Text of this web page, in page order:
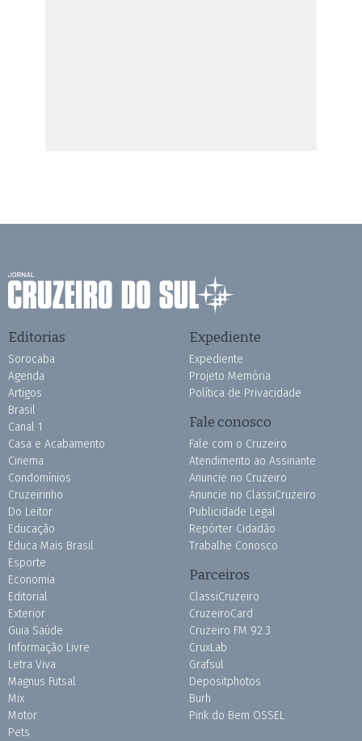
Editorias
Sorocaba
Agenda
Artigos
Brasil
Canal 1
Casa e Acabamento
Cinema
Condomínios
Cruzeirinho
Do Leitor
Educação
Educa Mais Brasil
Esporte
Economia
Editorial
Exterior
Guia Saúde
Informação Livre
Letra Viva
Magnus Futsal
Mix
Motor
Pets
Expediente
Expediente
Projeto Memória
Política de Privacidade
Fale conosco
Fale com o Cruzeiro
Atendimento ao Assinante
Anuncie no Cruzeiro
Anuncie no ClassiCruzeiro
Publicidade Legal
Repórter Cidadão
Trabalhe Conosco
Parceiros
ClassiCruzeiro
CruzeiroCard
Cruzeiro FM 92.3
CruxLab
Grafsul
Depositphotos
Burh
Pink do Bem OSSEL